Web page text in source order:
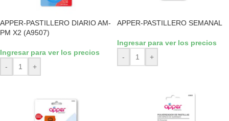
APPER-PASTILLERO DIARIO AM-
PM X2 (A9507)
Ingresar para ver los precios
-
+
APPER-PASTILLERO SEMANAL
Ingresar para ver los precios
-
+